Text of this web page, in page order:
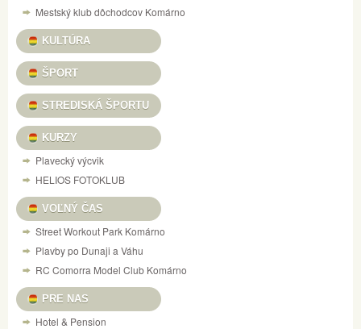
Mestský klub dôchodcov Komárno
KULTÚRA
ŠPORT
STREDISKÁ ŠPORTU
KURZY
Plavecký výcvik
HELIOS FOTOKLUB
VOĽNÝ ČAS
Street Workout Park Komárno
Plavby po Dunaji a Váhu
RC Comorra Model Club Komárno
PRE NAS
Hotel & Pension